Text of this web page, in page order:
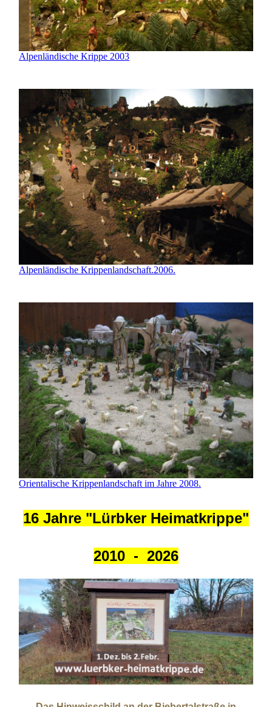
Alpenländische Krippe 2003
Alpenländische Krippenlandschaft.2006.
Orientalische Krippenlandschaft im Jahre 2008.
16 Jahre "Lürbker Heimatkrippe"
2010 - 2026